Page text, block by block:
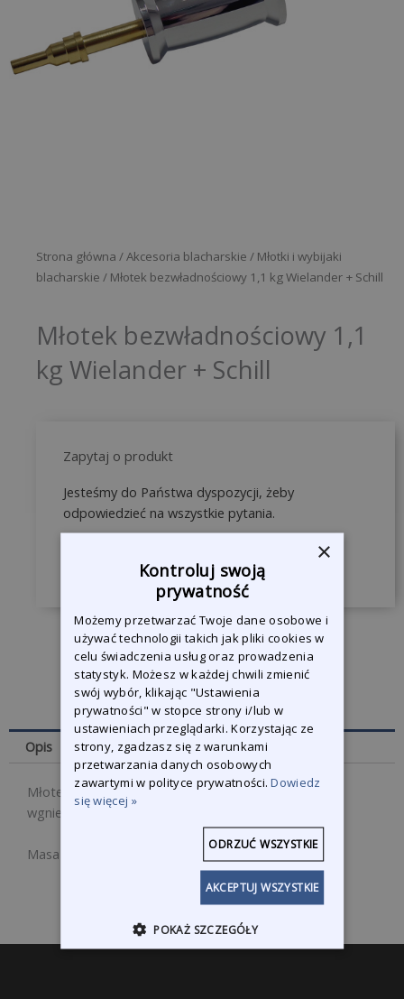
Strona główna /Akcesoria blacharskie / Młotki i wybijaki
blacharskie / Młotek bezwładnościowy 1,1 kg Wielander + Schill
Młotek bezwładnościowy 1,1
kg Wielander + Schill
Zapytaj o produkt
Jesteśmy do Państwa dyspozycji, żeby
odpowiedzieć na wszystkie pytania.
Skontaktuj się z nami
Opis
Młotek bezwładnościowy 1,1 kg do stacji usuwania
wgnieceń Work Station WS20/WS40 i PSP.
Masa udaru 1,1 kg
×
Kontroluj swoją
prywatność
Możemy przetwarzać Twoje dane osobowe i
używać technologii takich jak pliki cookies w
celu świadczenia usług oraz prowadzenia
statystyk. Możesz w każdej chwili zmienić
swój wybór, klikając "Ustawienia
prywatności" w stopce strony i/lub w
ustawieniach przeglądarki. Korzystając ze
strony, zgadzasz się z warunkami
przetwarzania danych osobowych
zawartymi w polityce prywatności.Dowiedz
się więcej »
AKCEPTUJ WSZYSTKIE
ODRZUĆ WSZYSTKIE
POKAŻ SZCZEGÓŁY